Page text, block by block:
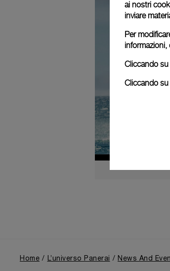
Home L’universo Panerai News And
ai nostri
inviare
Per
Cliccando su
Cliccando